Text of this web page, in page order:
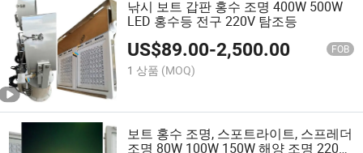
낚시 보트 갑판 홍수 조명 400W 500W
LED 홍수등 전구 220V 탐조등
US$89.00-2,500.00 FOB
1 상품 (MOQ)
보트 홍수 조명, 스포트라이트, 스프레더
조명 80W 100W 150W 해양 조명 220V